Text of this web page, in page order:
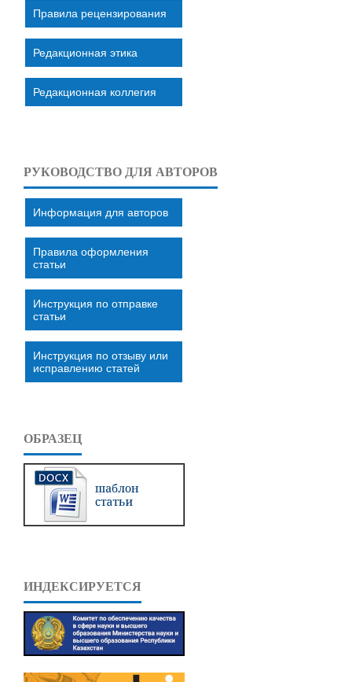
Правила рецензирования
Редакционная этика
Редакционная коллегия
РУКОВОДСТВО ДЛЯ АВТОРОВ
Информация для авторов
Правила оформления
статьи
Инструкция по отправке
статьи
Инструкция по отзыву или
исправлению статей
ОБРАЗЕЦ
ИНДЕКСИРУЕТСЯ